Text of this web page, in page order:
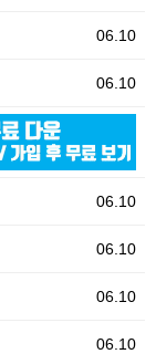
06.10
06.10
06.10
06.10
06.10
06.10